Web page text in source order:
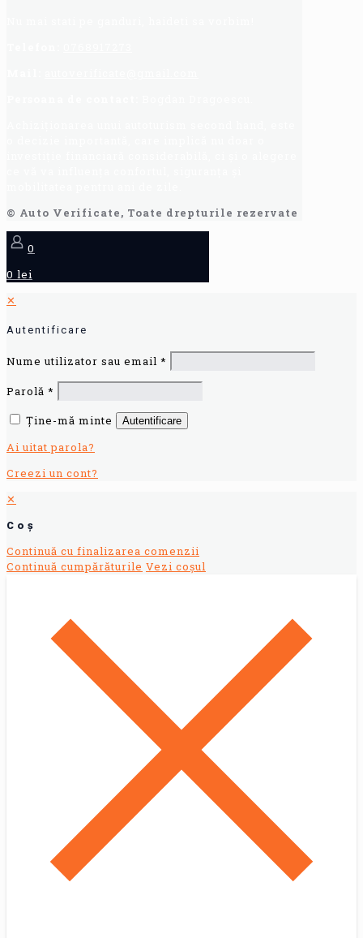
© Auto Verificate, Toate drepturile rezervate
0
0 lei
✕
Autentificare
Nume utilizator sau email *
Parolă *
Ține-mă minte
Autentificare
Ai uitat parola?
Creezi un cont?
✕
Coș
Continuă cu finalizarea comenzii
Continuă cumpărăturile Vezi coșul